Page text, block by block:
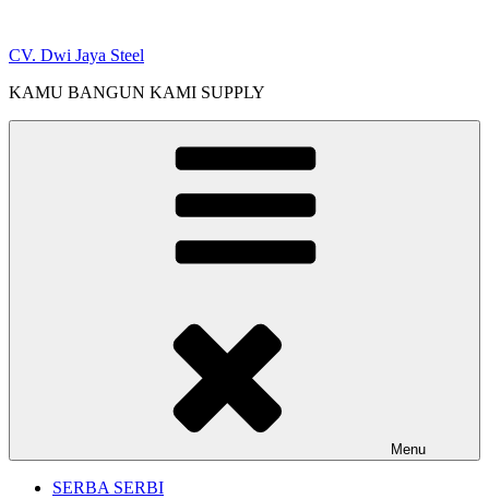
content
CV. Dwi Jaya Steel
KAMU BANGUN KAMI SUPPLY
Menu
SERBA SERBI